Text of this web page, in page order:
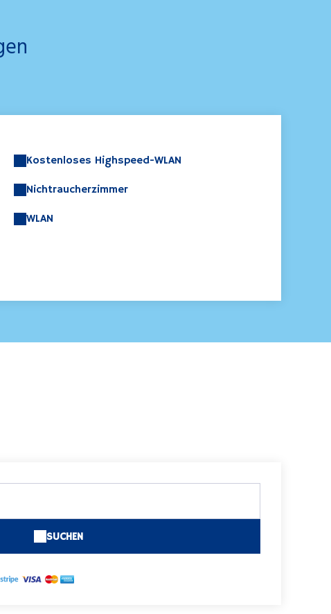
Kostenloses Highspeed-WLAN
Nichtraucherzimmer
WLAN
SUCHEN